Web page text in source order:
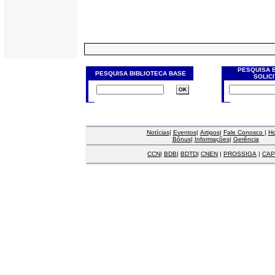
PESQUISA BIBLIOTECA BASE
PESQUISA
Notícias| Eventos| Artigos| Fale Conosco |
Bônus| Informações| Gerência
CCN| BDB| BDTD| CNEN | PROSSIGA |